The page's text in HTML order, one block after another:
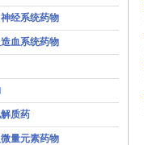
经系统药物
血系统药物
质药
量元素药物